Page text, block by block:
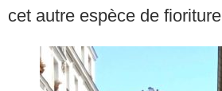
cet autre espèce de fioriture